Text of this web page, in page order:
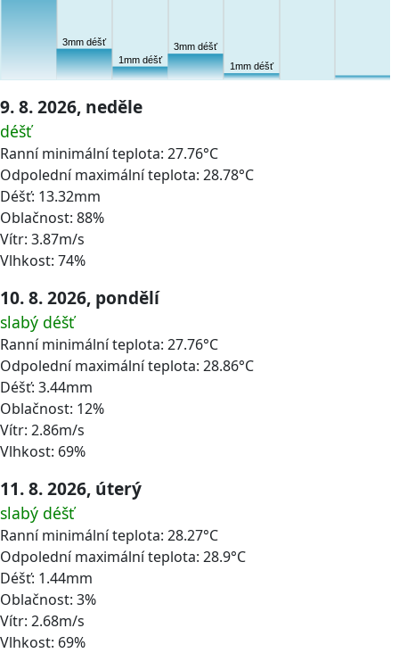
3mm déšť
1mm déšť
3mm déšť
1mm déšť
9. 8. 2026, neděle
déšť
Ranní minimální teplota: 27.76°C
Odpolední maximální teplota: 28.78°C
Déšť: 13.32mm
Oblačnost: 88%
Vítr: 3.87m/s
Vlhkost: 74%
10. 8. 2026, pondělí
slabý déšť
Ranní minimální teplota: 27.76°C
Odpolední maximální teplota: 28.86°C
Déšť: 3.44mm
Oblačnost: 12%
Vítr: 2.86m/s
Vlhkost: 69%
11. 8. 2026, úterý
slabý déšť
Ranní minimální teplota: 28.27°C
Odpolední maximální teplota: 28.9°C
Déšť: 1.44mm
Oblačnost: 3%
Vítr: 2.68m/s
Vlhkost: 69%